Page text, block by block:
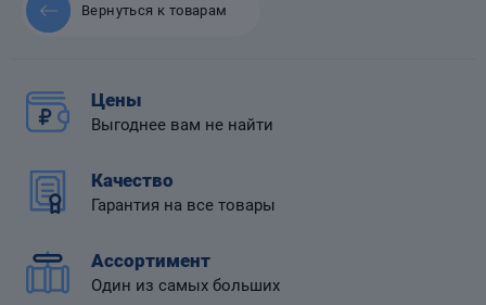
Вернуться к товарам
Цены
Выгоднее вам не найти
Качество
Гарантия на все товары
Ассортимент
Один из самых больших